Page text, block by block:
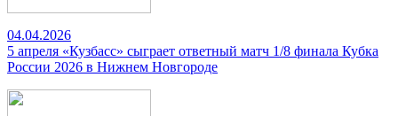
04.04.2026
5 апреля «Кузбасс» сыграет ответный матч 1/8 финала Кубка
России 2026 в Нижнем Новгороде